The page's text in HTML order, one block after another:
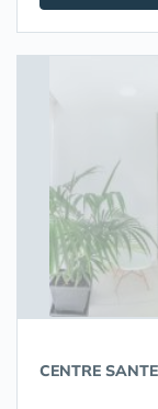
CENTRE